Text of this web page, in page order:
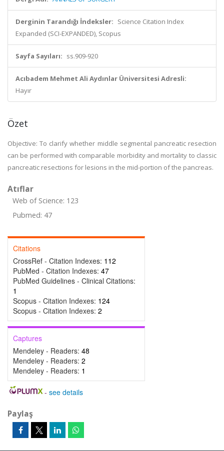
Derginin Tarandığı İndeksler: Science Citation Index
Expanded (SCI-EXPANDED), Scopus
Sayfa Sayıları: ss.909-920
Acıbadem Mehmet Ali Aydınlar Üniversitesi Adresli:
Hayır
Özet
Objective: To clarify whether middle segmental pancreatic resection
can be performed with comparable morbidity and mortality to classic
pancreatic resections for lesions in the mid-portion of the pancreas.
Atıflar
Web of Science: 123
Pubmed: 47
Citations
CrossRef - Citation Indexes: 112
PubMed - Citation Indexes: 47
PubMed Guidelines - Clinical Citations:
1
Scopus - Citation Indexes: 124
Scopus - Citation Indexes: 2
Captures
Mendeley - Readers: 48
Mendeley - Readers: 2
Mendeley - Readers: 1
- see details
Paylaş